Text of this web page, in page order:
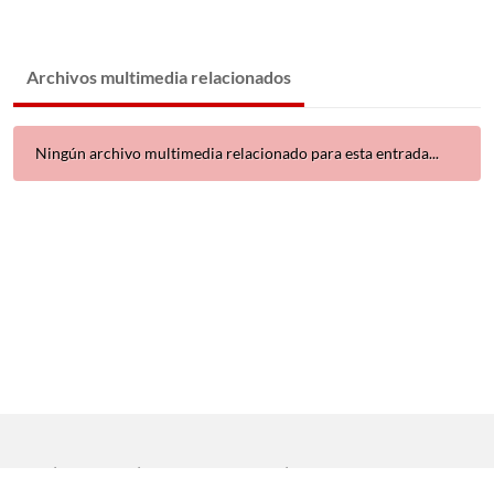
Archivos multimedia relacionados
Ningún archivo multimedia relacionado para esta entrada...
| | |